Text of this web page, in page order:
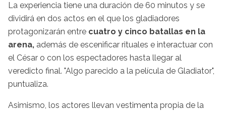
La experiencia tiene una duración de 60 minutos y se
dividirá en dos actos en el que los gladiadores
protagonizarán entre cuatro y cinco batallas en la
arena, además de escenificar rituales e interactuar con
el César o con los espectadores hasta llegar al
veredicto final. "Algo parecido a la película de Gladiator",
puntualiza.
Asimismo, los actores llevan vestimenta propia de la